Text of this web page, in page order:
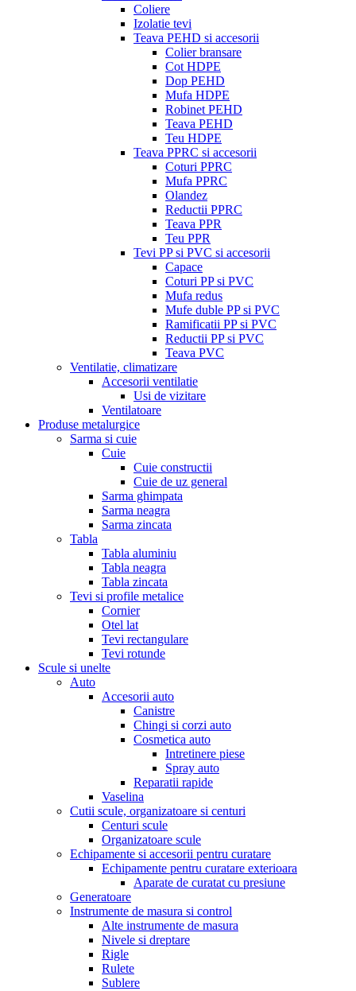
Coliere
Izolatie tevi
Teava PEHD si accesorii
Colier bransare
Cot HDPE
Dop PEHD
Mufa HDPE
Robinet PEHD
Teava PEHD
Teu HDPE
Teava PPRC si accesorii
Coturi PPRC
Mufa PPRC
Olandez
Reductii PPRC
Teava PPR
Teu PPR
Tevi PP si PVC si accesorii
Capace
Coturi PP si PVC
Mufa redus
Mufe duble PP si PVC
Ramificatii PP si PVC
Reductii PP si PVC
Teava PVC
Ventilatie, climatizare
Accesorii ventilatie
Usi de vizitare
Ventilatoare
Produse metalurgice
Sarma si cuie
Cuie
Cuie constructii
Cuie de uz general
Sarma ghimpata
Sarma neagra
Sarma zincata
Tabla
Tabla aluminiu
Tabla neagra
Tabla zincata
Tevi si profile metalice
Cornier
Otel lat
Tevi rectangulare
Tevi rotunde
Scule si unelte
Auto
Accesorii auto
Canistre
Chingi si corzi auto
Cosmetica auto
Intretinere piese
Spray auto
Reparatii rapide
Vaselina
Cutii scule, organizatoare si centuri
Centuri scule
Organizatoare scule
Echipamente si accesorii pentru curatare
Echipamente pentru curatare exterioara
Aparate de curatat cu presiune
Generatoare
Instrumente de masura si control
Alte instrumente de masura
Nivele si dreptare
Rigle
Rulete
Sublere